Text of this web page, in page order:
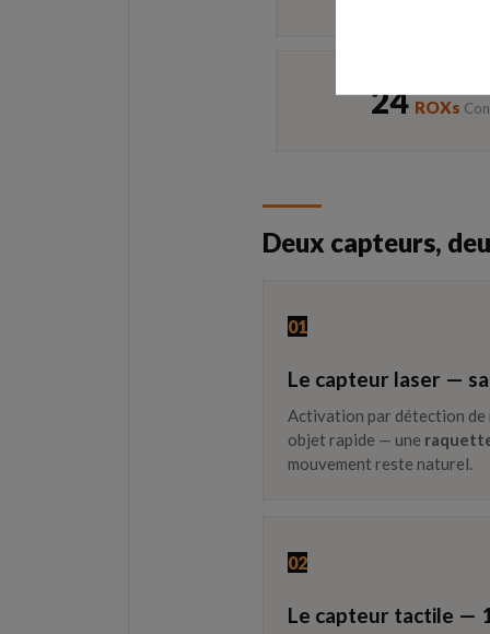
24ROXs
Deux capteurs,
01
Le capteur laser —
Activation par détection de
objet rapide — une
mouvement reste naturel.
02
Le capteur tactile —